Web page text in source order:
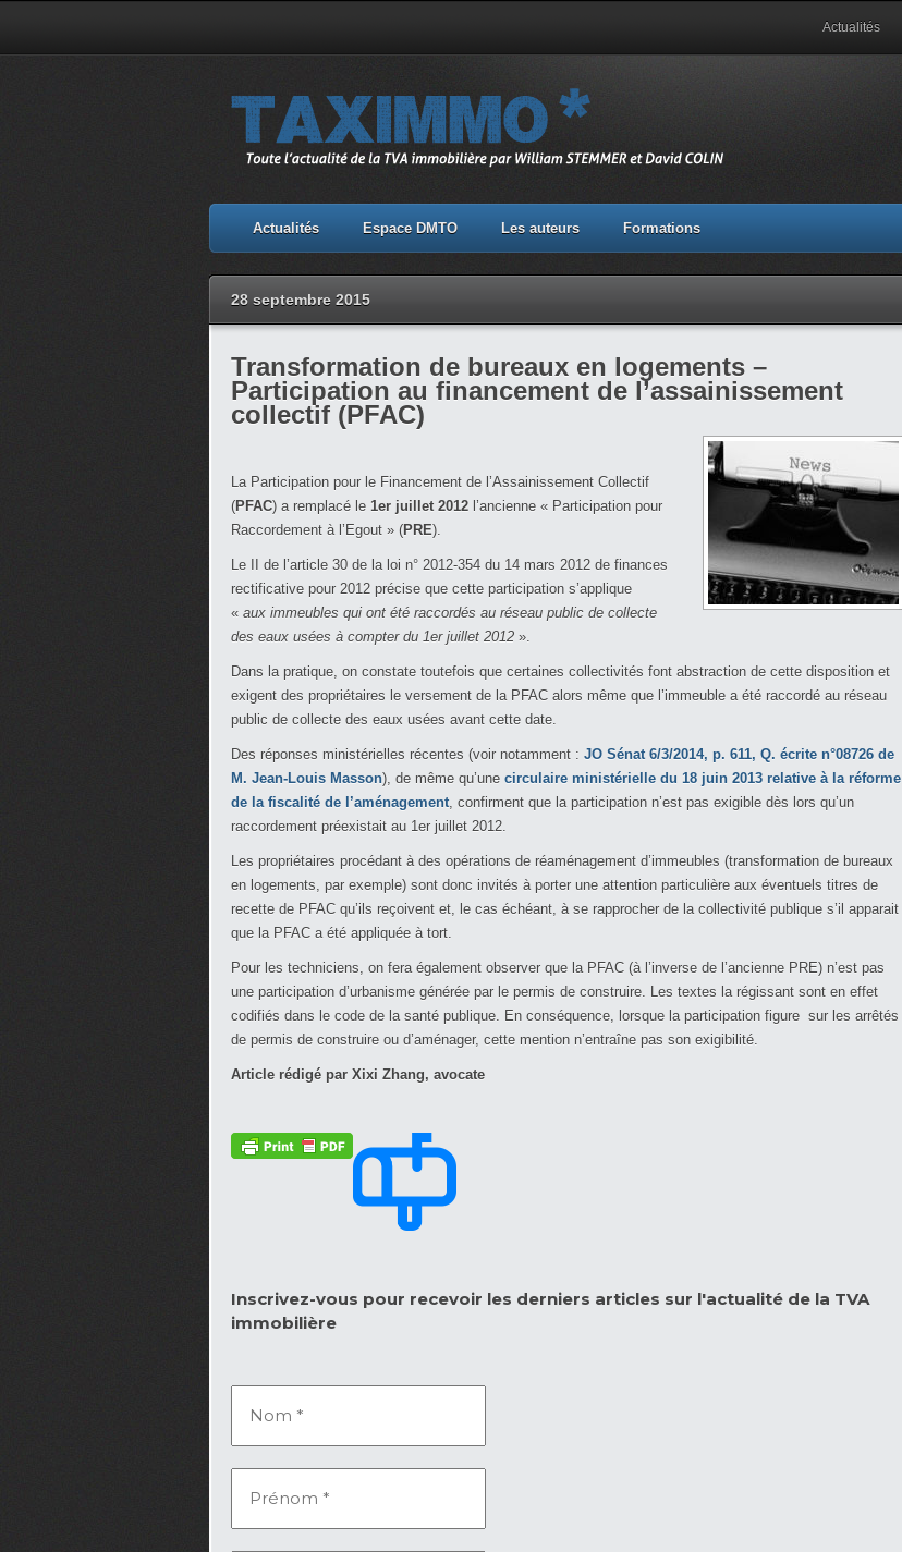
Actualités
Actualités Espace DMTO Les auteurs Formations
28 septembre 2015
Transformation de bureaux en logements –
Participation au financement de l’assainissement
collectif (PFAC)
La Participation pour le Financement de l’Assainissement Collectif
(PFAC) a remplacé le 1er juillet 2012 l’ancienne « Participation pour
Raccordement à l’Egout » (PRE).
Le II de l’article 30 de la loi n° 2012-354 du 14 mars 2012 de finances
rectificative pour 2012 précise que cette participation s’applique
« aux immeubles qui ont été raccordés au réseau public de collecte
des eaux usées à compter du 1erjuillet 2012 ».
Dans la pratique, on constate toutefois que certaines collectivités font abstraction de cette disposition et
exigent des propriétaires le versement de la PFAC alors même que l’immeuble a été raccordé au réseau
public de collecte des eaux usées avant cette date.
Des réponses ministérielles récentes (voir notamment : JO Sénat 6/3/2014, p. 611, Q. écrite n°08726 de
M. Jean-Louis Masson), de même qu’une circulaire ministérielle du 18 juin 2013 relative à la réforme
de la fiscalité de l’aménagement, confirment que la participation n’est pas exigible dès lors qu’un
raccordement préexistait au 1er juillet 2012.
Les propriétaires procédant à des opérations de réaménagement d’immeubles (transformation de bureaux
en logements, par exemple) sont donc invités à porter une attention particulière aux éventuels titres de
recette de PFAC qu’ils reçoivent et, le cas échéant, à se rapprocher de la collectivité publique s’il apparait
que la PFAC a été appliquée à tort.
Pour les techniciens, on fera également observer que la PFAC (à l’inverse de l’ancienne PRE) n’est pas
une participation d’urbanisme générée par le permis de construire. Les textes la régissant sont en effet
codifiés dans le code de la santé publique. En conséquence, lorsque la participation figure sur les arrêtés
de permis de construire ou d’aménager, cette mention n’entraîne pas son exigibilité.
Article rédigé par Xixi Zhang, avocate
Inscrivez-vous pour recevoir les derniers articles sur l'actualité de la TVA
immobilière